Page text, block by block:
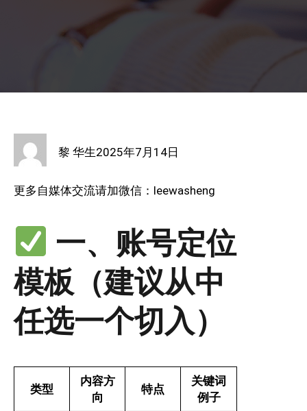
黎 华生2025年7月14日
更多自媒体交流请加微信：leewasheng
一、账号定位
模板（建议从中
任选一个切入）
类型
内容方
向
特点
关键词
例子